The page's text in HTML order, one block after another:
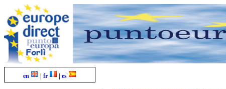
en | fr | es